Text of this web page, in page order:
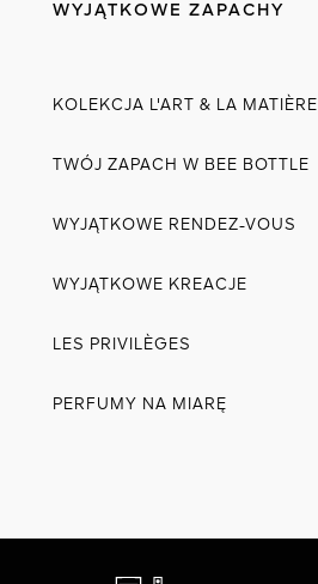
WYJĄTKOWE ZAPACHY
KOLEKCJA L'ART & LA MATIÈRE
TWÓJ ZAPACH W BEE BOTTLE
WYJĄTKOWE RENDEZ-VOUS
WYJĄTKOWE KREACJE
LES PRIVILÈGES
PERFUMY NA MIARĘ